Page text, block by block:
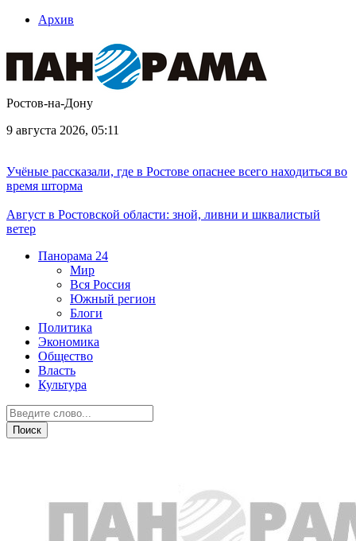
Архив
Ростов-на-Дону
9 августа 2026, 05:11
Учёные рассказали, где в Ростове опаснее всего находиться во
время шторма
Август в Ростовской области: зной, ливни и шквалистый
ветер
Панорама 24
Мир
Вся Россия
Южный регион
Блоги
Политика
Экономика
Общество
Власть
Культура